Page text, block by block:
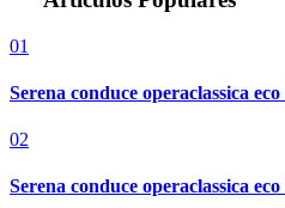
01
Serena conduce operaclassica
02
Serena conduce operaclassica